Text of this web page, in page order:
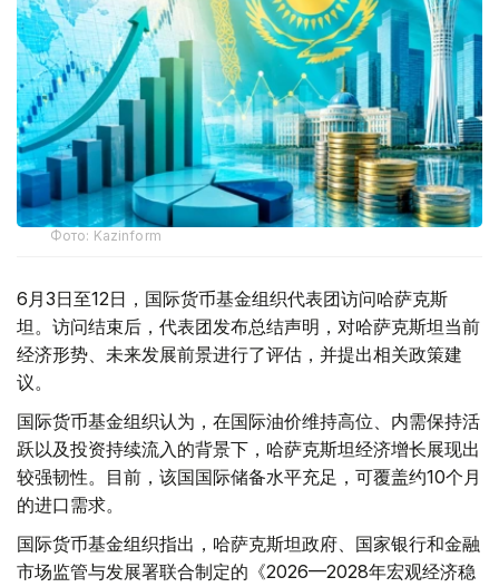
Фото: Kazinform
6月3日至12日，国际货币基金组织代表团访问哈萨克斯
坦。访问结束后，代表团发布总结声明，对哈萨克斯坦当前
经济形势、未来发展前景进行了评估，并提出相关政策建
议。
国际货币基金组织认为，在国际油价维持高位、内需保持活
跃以及投资持续流入的背景下，哈萨克斯坦经济增长展现出
较强韧性。目前，该国国际储备水平充足，可覆盖约10个月
的进口需求。
国际货币基金组织指出，哈萨克斯坦政府、国家银行和金融
市场监管与发展署联合制定的《2026—2028年宏观经济稳